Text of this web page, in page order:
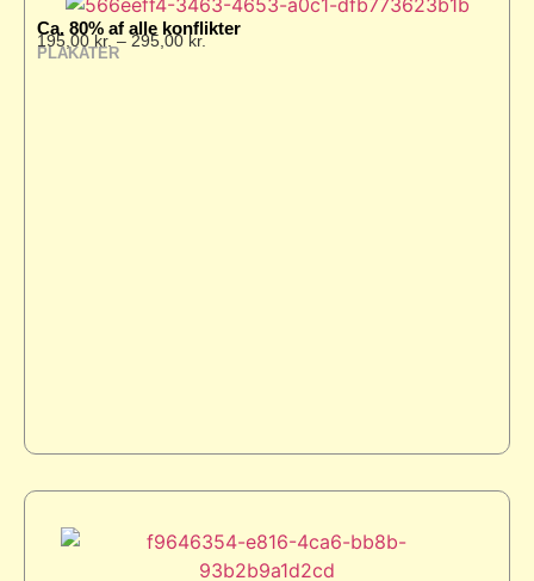
Ca. 80% af alle konflikter
195,00kr. – 295,00kr.
PLAKATER